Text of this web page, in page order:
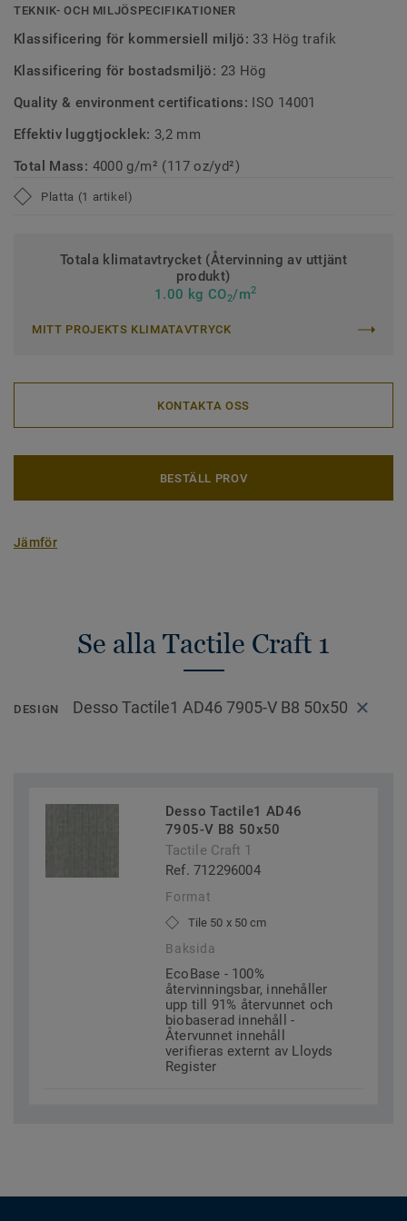
TEKNIK- OCH MILJÖSPECIFIKATIONER
Klassificering för kommersiell miljö: 33 Hög trafik
Klassificering för bostadsmiljö: 23 Hög
Quality & environment certifications: ISO 14001
Effektiv luggtjocklek: 3,2 mm
Total Mass: 4000 g/m² (117 oz/yd²)
Platta (1 artikel)
Totala klimatavtrycket (Återvinning av uttjänt
produkt)
1.00 kg CO2/m2
MITT PROJEKTS KLIMATAVTRYCK
KONTAKTA OSS
BESTÄLL PROV
Jämför
Se alla Tactile Craft 1
DESIGN Desso Tactile1 AD46 7905-V B8 50x50
Desso Tactile1 AD46
7905-V B8 50x50
Tactile Craft 1
Ref. 712296004
Format
Tile 50 x 50 cm
Baksida
EcoBase - 100%
återvinningsbar, innehåller
upp till 91% återvunnet och
biobaserad innehåll -
Återvunnet innehåll
verifieras externt av Lloyds
Register